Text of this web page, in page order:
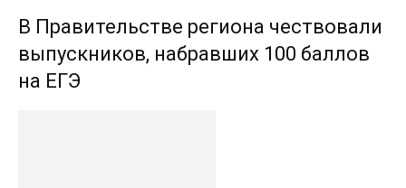
В Правительстве региона чествовали
выпускников, набравших 100 баллов
на ЕГЭ